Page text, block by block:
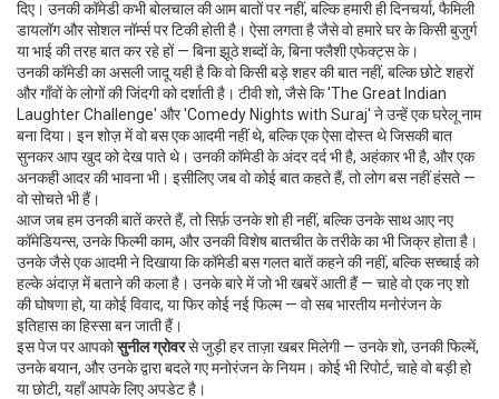
दिए। उनकी कॉमेडी कभी बोलचाल की आम बातों पर नहीं, बल्कि हमारी ही दिनचर्या, फैमिली
डायलॉग और सोशल नॉर्म्स पर टिकी होती है। ऐसा लगता है जैसे वो हमारे घर के किसी बुजुर्ग
या भाई की तरह बात कर रहे हों — बिना झूठे शब्दों के, बिना फ्लैशी एफेक्ट्स के।
उनकी कॉमेडी का असली जादू यही है कि वो किसी बड़े शहर की बात नहीं, बल्कि छोटे शहरों
और गाँवों के लोगों की जिंदगी को दर्शाती है। टीवी शो, जैसे कि 'The Great Indian
Laughter Challenge' और 'Comedy Nights with Suraj' ने उन्हें एक घरेलू नाम
बना दिया। इन शोज़ में वो बस एक आदमी नहीं थे, बल्कि एक ऐसा दोस्त थे जिसकी बात
सुनकर आप खुद को देख पाते थे। उनकी कॉमेडी के अंदर दर्द भी है, अहंकार भी है, और एक
अनकही आदर की भावना भी। इसीलिए जब वो कोई बात कहते हैं, तो लोग बस नहीं हंसते —
वो सोचते भी हैं।
आज जब हम उनकी बातें करते हैं, तो सिर्फ़ उनके शो ही नहीं, बल्कि उनके साथ आए नए
कॉमेडियन्स, उनके फिल्मी काम, और उनकी विशेष बातचीत के तरीके का भी जिक्र होता है।
उनके जैसे एक आदमी ने दिखाया कि कॉमेडी बस गलत बातें कहने की नहीं, बल्कि सच्चाई को
हल्के अंदाज़ में बताने की कला है। उनके बारे में जो भी खबरें आती हैं — चाहे वो एक नए शो
की घोषणा हो, या कोई विवाद, या फिर कोई नई फिल्म — वो सब भारतीय मनोरंजन के
इतिहास का हिस्सा बन जाती हैं।
इस पेज पर आपकोसुनील ग्रोवरसे जुड़ी हर ताज़ा खबर मिलेगी — उनके शो, उनकी फिल्में,
उनके बयान, और उनके द्वारा बदले गए मनोरंजन के नियम। कोई भी रिपोर्ट, चाहे वो बड़ी हो
या छोटी, यहाँ आपके लिए अपडेट है।